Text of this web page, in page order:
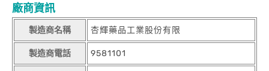
廠商資訊
製造商名稱 杏輝藥品工業股份有限
製造商電話 9581101